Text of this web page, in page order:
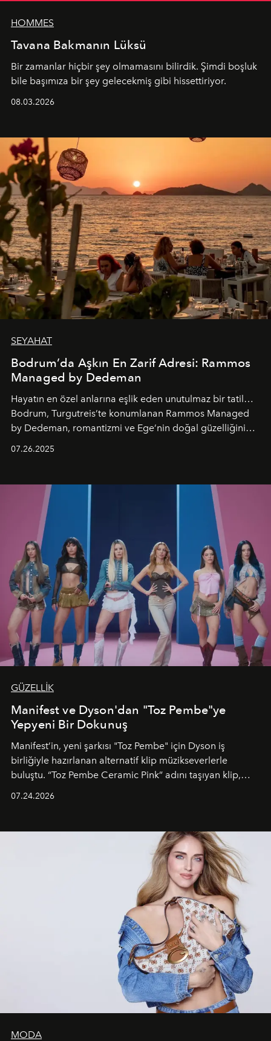
HOMMES
Tavana Bakmanın Lüksü
Bir zamanlar hiçbir şey olmamasını bilirdik. Şimdi boşluk
bile başımıza bir şey gelecekmiş gibi hissettiriyor.
08.03.2026
SEYAHAT
Bodrum’da Aşkın En Zarif Adresi: Rammos
Managed by Dedeman
Hayatın en özel anlarına eşlik eden unutulmaz bir tatil…
Bodrum, Turgutreis’te konumlanan Rammos Managed
by Dedeman, romantizmi ve Ege’nin doğal güzelliğini
07.26.2025
GÜZELLİK
Manifest ve Dyson'dan "Toz Pembe"ye
Yepyeni Bir Dokunuş
Manifest’in, yeni şarkısı "Toz Pembe" için Dyson iş
birliğiyle hazırlanan alternatif klip müzikseverlerle
buluştu. “Toz Pembe Ceramic Pink” adını taşıyan klip,
unsurlarından biri olarak öne çıkıyor.
07.24.2026
MODA